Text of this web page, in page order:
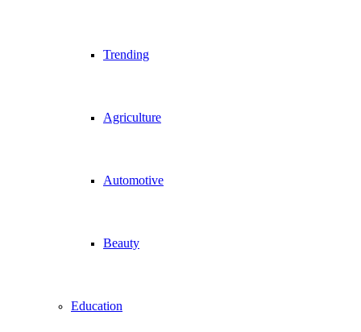
Trending
Agriculture
Automotive
Beauty
Education